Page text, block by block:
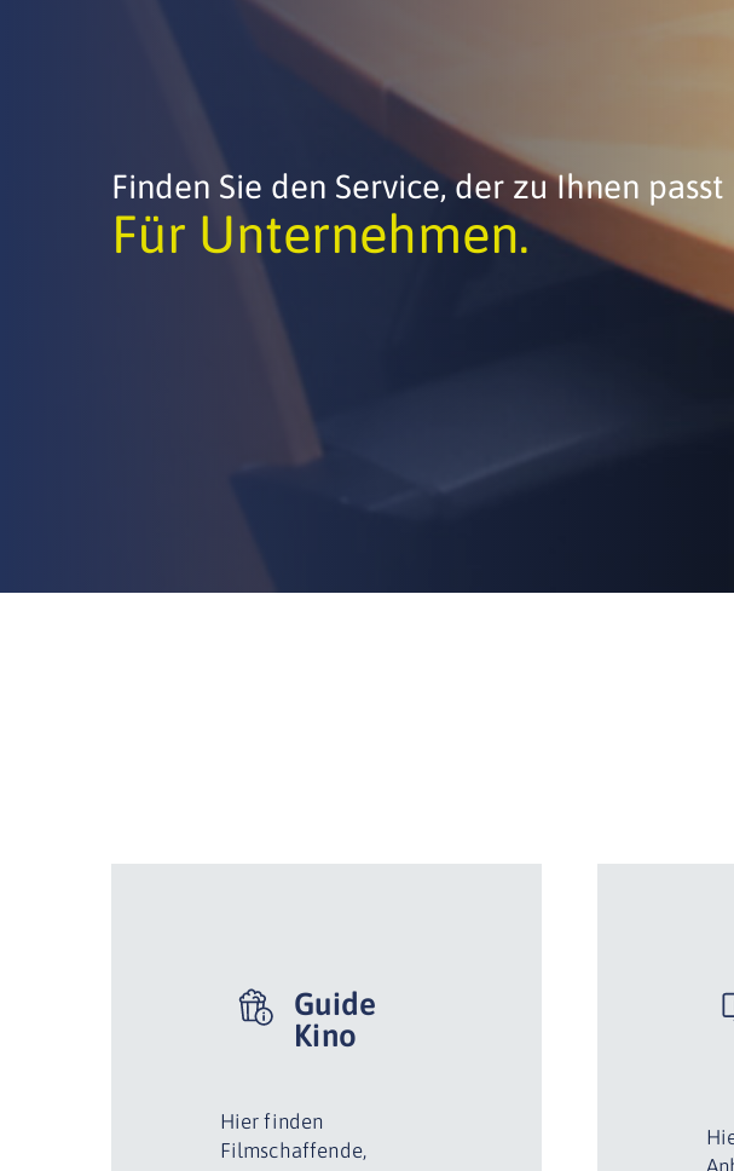
Finden Sie den Service, der zu Ihnen passt
Für Unternehmen.
Guide
Kino
Hier finden
Filmschaffende,